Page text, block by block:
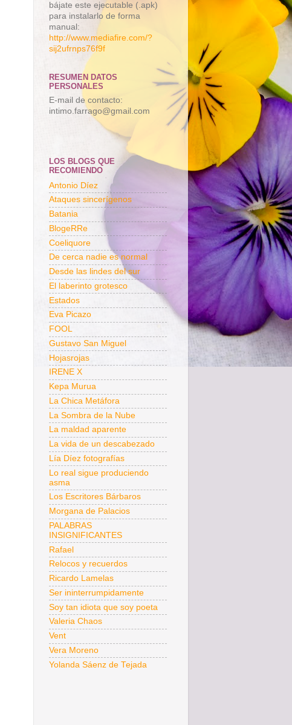
bájate este ejecutable (.apk)
para instalarlo de forma
manual:
http://www.mediafire.com/?
sij2ufrnps76f9f
RESUMEN DATOS
PERSONALES
E-mail de contacto:
intimo.farrago@gmail.com
LOS BLOGS QUE
RECOMIENDO
Antonio Díez
Ataques sincerígenos
Batania
BlogeRRe
Coeliquore
De cerca nadie es normal
Desde las lindes del sur
El laberinto grotesco
Estados
Eva Picazo
FOOL
Gustavo San Miguel
Hojasrojas
IRENE X
Kepa Murua
La Chica Metáfora
La Sombra de la Nube
La maldad aparente
La vida de un descabezado
Lía Díez fotografías
Lo real sigue produciendo
asma
Los Escritores Bárbaros
Morgana de Palacios
PALABRAS
INSIGNIFICANTES
Rafael
Relocos y recuerdos
Ricardo Lamelas
Ser ininterrumpidamente
Soy tan idiota que soy poeta
Valeria Chaos
Vent
Vera Moreno
Yolanda Sáenz de Tejada